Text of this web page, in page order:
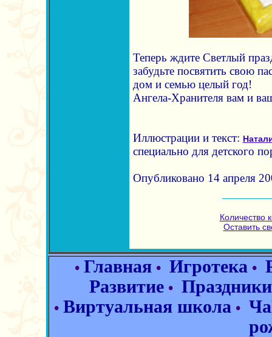
Теперь ждите Светлый
забудьте посвятить свою
дом и семью целый год!
Ангела-Хранителя вам и
Иллюстрации и текст:
специально для детского
Опубликовано 14 апреля
Количество
Оставить
• Главная • Игротека •
Развитие• Праздники
• Виртуальная школа •